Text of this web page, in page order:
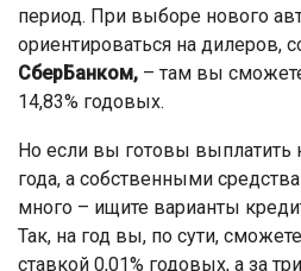
период. При выборе нового
ориентироваться на дилеров,
СберБанком, – там вы
14,83% годовых.
Но если вы готовы выплатить
года, а собственными
много – ищите варианты
Так, на год вы, по сути,
ставкой 0,01% годовых, а за